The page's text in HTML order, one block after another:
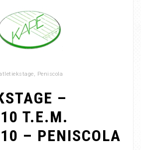
, Peniscola
–
T.E.M.
– PENISCOLA